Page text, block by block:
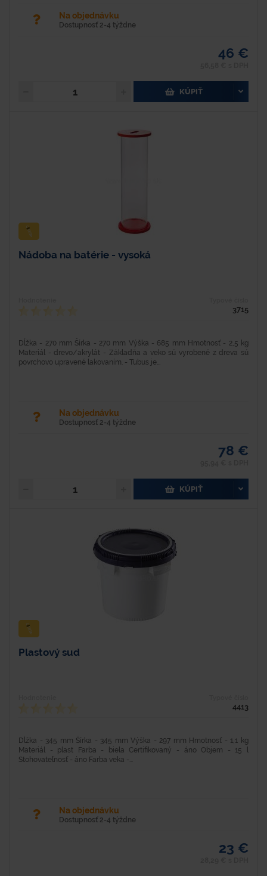
Na objednávku
Dostupnosť 2-4 týždne
46 €
KÚPIŤ
Nádoba na batérie - vysoká
3715
Dĺžka - 270 mm Šírka - 270 mm Výška - 685 mm Hmotnosť - 2,5 kg
Materiál - drevo/akrylát - Základňa a veko sú vyrobené z dreva sú
povrchovo upravené lakovaním. - Tubus je...
Na objednávku
Dostupnosť 2-4 týždne
78 €
KÚPIŤ
Plastový sud
4413
Dĺžka - 345 mm Šírka - 345 mm Výška - 297 mm Hmotnosť - 1,1 kg
Materiál - plast Farba - biela Certifikovaný - áno Objem - 15 l
Stohovateľnosť - áno Farba veka -...
Na objednávku
Dostupnosť 2-4 týždne
23 €